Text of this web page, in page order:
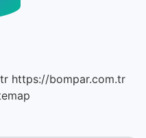
https://bompar.com.tr